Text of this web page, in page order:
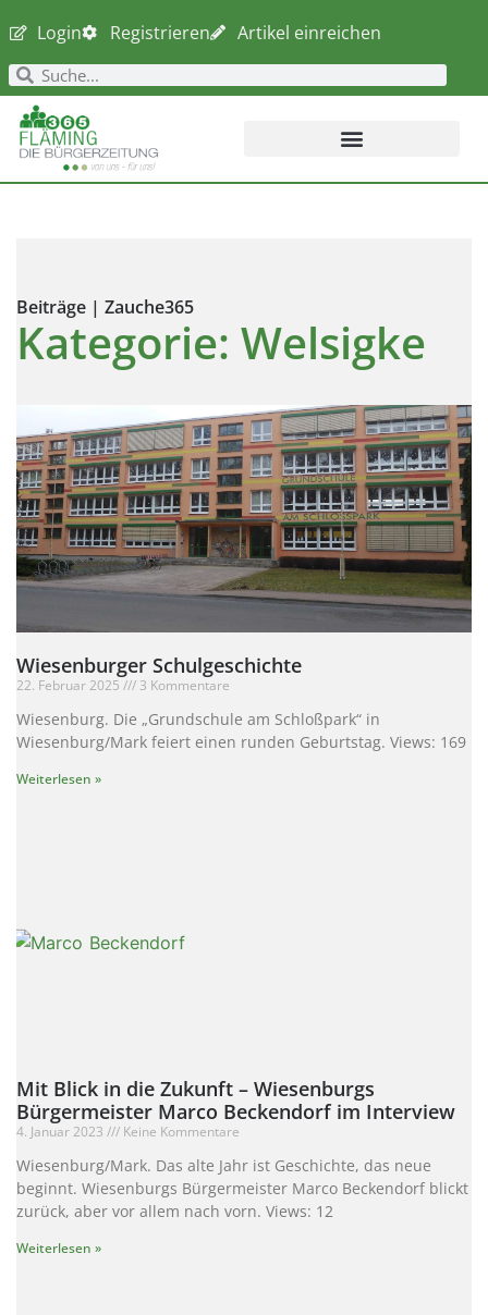
Login Registrieren Artikel einreichen
Beiträge | Zauche365
Kategorie: Welsigke
Wiesenburger Schulgeschichte
22. Februar 2025 3 Kommentare
Wiesenburg. Die „Grundschule am Schloßpark“ in
Wiesenburg/Mark feiert einen runden Geburtstag. Views: 169
Weiterlesen »
Mit Blick in die Zukunft – Wiesenburgs
Bürgermeister Marco Beckendorf im Interview
4. Januar 2023 Keine Kommentare
Wiesenburg/Mark. Das alte Jahr ist Geschichte, das neue
beginnt. Wiesenburgs Bürgermeister Marco Beckendorf blickt
zurück, aber vor allem nach vorn. Views: 12
Weiterlesen »